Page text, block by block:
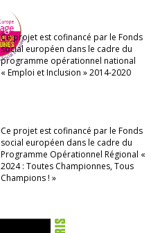
Ce projet est cofinancé par le Fonds
social européen dans le cadre du
programme opérationnel national
« Emploi et Inclusion » 2014-2020
Ce projet est cofinancé par le Fonds
social européen dans le cadre du
Programme Opérationnel Régional «
2024 : Toutes Championnes, Tous
Champions ! »